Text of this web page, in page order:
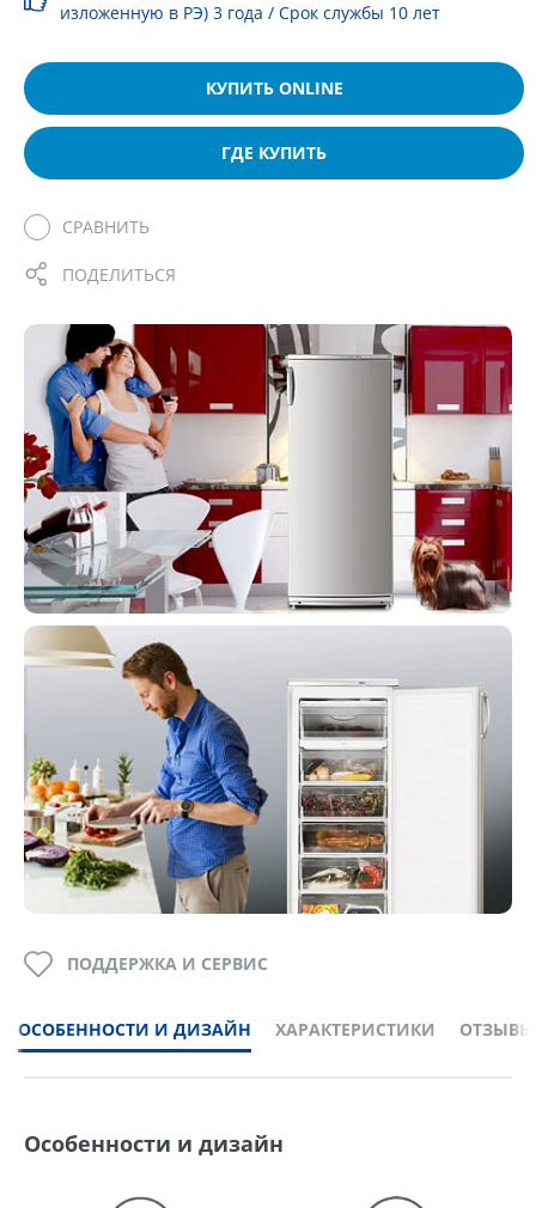
изложенную в РЭ) 3 года / Срок службы 10 лет
КУПИТЬ ONLINE
ГДЕ КУПИТЬ
СРАВНИТЬ
ПОДЕЛИТЬСЯ
ОСОБЕННОСТИ И ДИЗАЙН ХАРАКТЕРИСТИКИ ОТЗЫВЫ
ПОДДЕРЖКА И СЕРВИС
Особенности и дизайн